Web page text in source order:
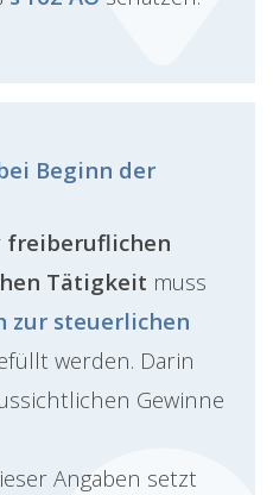
Beginn der
freiberuflichen
Tätigkeit muss
zur steuerlichen
werden. Darin
Gewinne
Angaben setzt